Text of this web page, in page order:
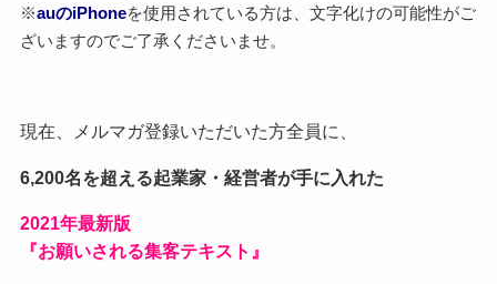
※auのiPhoneを使用されている方は、文字化けの可能性がご
ざいますのでご了承くださいませ。
現在、メルマガ登録いただいた方全員に、
6,200名を超える起業家・経営者が手に入れた
2021年最新版
『お願いされる集客テキスト』